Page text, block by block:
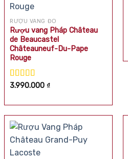
RƯỢU VANG ĐỎ
Rượu vang Pháp Château
de Beaucastel
Châteauneuf-Du-Pape
Rouge
Được xếp
3.990.000₫